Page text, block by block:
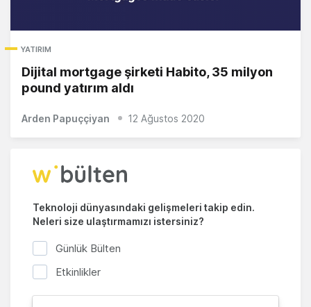
YATIRIM
Dijital mortgage şirketi Habito, 35 milyon
pound yatırım aldı
Arden Papuççiyan 12 Ağustos 2020
Teknoloji dünyasındaki gelişmeleri takip edin.
Neleri size ulaştırmamızı istersiniz?
Günlük Bülten
Etkinlikler